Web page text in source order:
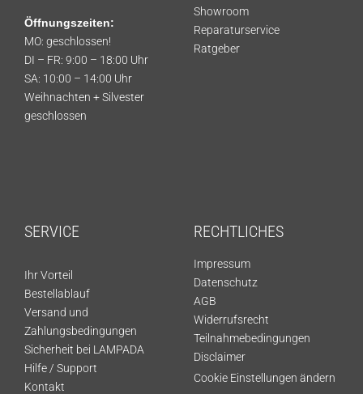
Öffnungszeiten:
MO: geschlossen!
DI – FR: 9:00 – 18:00 Uhr
SA: 10:00 – 14:00 Uhr
Weihnachten + Silvester
geschlossen
Showroom
Reparaturservice
Ratgeber
SERVICE
Ihr Vorteil
Bestellablauf
Versand und
Zahlungsbedingungen
Sicherheit bei LAMPADA
Hilfe / Support
Kontakt
RECHTLICHES
Impressum
Datenschutz
AGB
Widerrufsrecht
Teilnahmebedingungen
Disclaimer
Cookie Einstellungen ändern